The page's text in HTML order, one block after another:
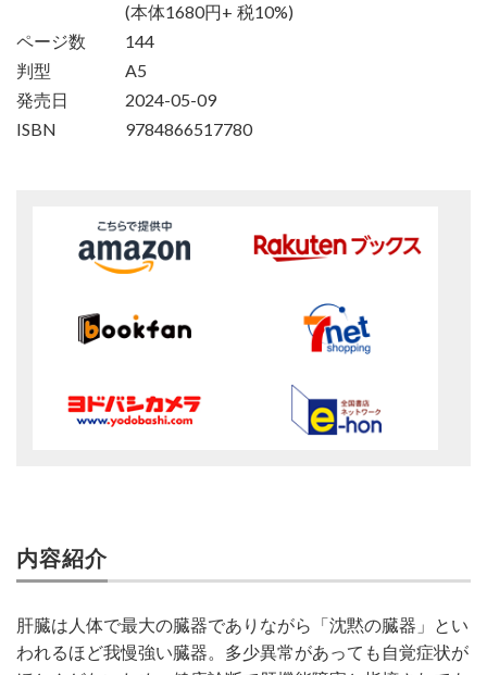
(本体1680円+ 税10%)
ページ数
144
判型
A5
発売日
2024-05-09
ISBN
9784866517780
内容紹介
肝臓は人体で最大の臓器でありながら「沈黙の臓器」とい
われるほど我慢強い臓器。多少異常があっても自覚症状が